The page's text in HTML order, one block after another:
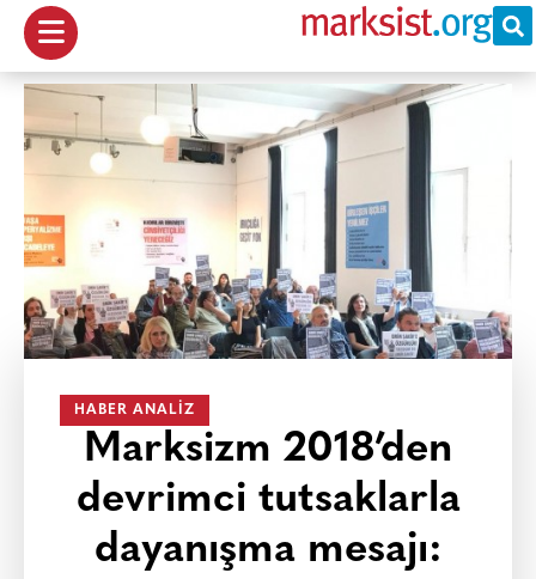
HABER ANALIZ
Marksizm 2018’den
devrimci tutsaklarla
dayanışma mesajı: